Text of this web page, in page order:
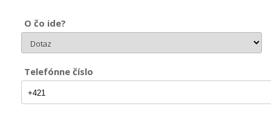
O čo ide?
Telefónne číslo